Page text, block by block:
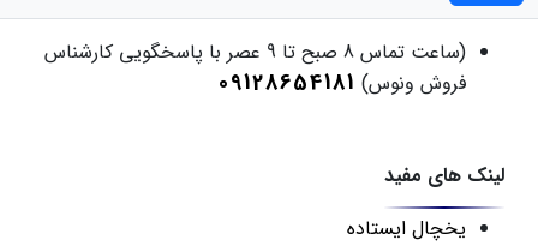
(ساعت تماس 8 صبح تا 9 عصر با پاسخگویی کارشناس
فروش ونوس) 09128654181
لینک های مفید
یخچال ایستاده